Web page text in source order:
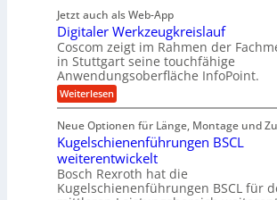
r
a
t
i
e
i
n
R
ü
s
s
e
l
s
h
e
i
m
w
i
c
h
t
i
g
e
r
a
l
s
M
a
s
e
t
r
i
e
b
e
f
r
p
r
ä
z
i
ä
z
i
s
i
o
n
f
r
A
u
t
o
m
Jetzt auch als Web-App
Digitaler Werkzeugkreislauf
Coscom zeigt im Rahmen der
in Stuttgart seine touchfähige
Anwendungsoberfläche InfoPoint.
Weiterlesen:
D
g
i
t
a
l
e
Neue Optionen für Länge, Montage und
Kugelschienenführungen BSCL
weiterentwickelt
Bosch Rexroth hat die
Kugelschienenführungen BSCL für